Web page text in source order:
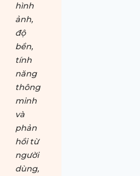
hình
ảnh,
độ
bền,
tính
năng
thông
minh
và
phản
hồi từ
người
dùng,